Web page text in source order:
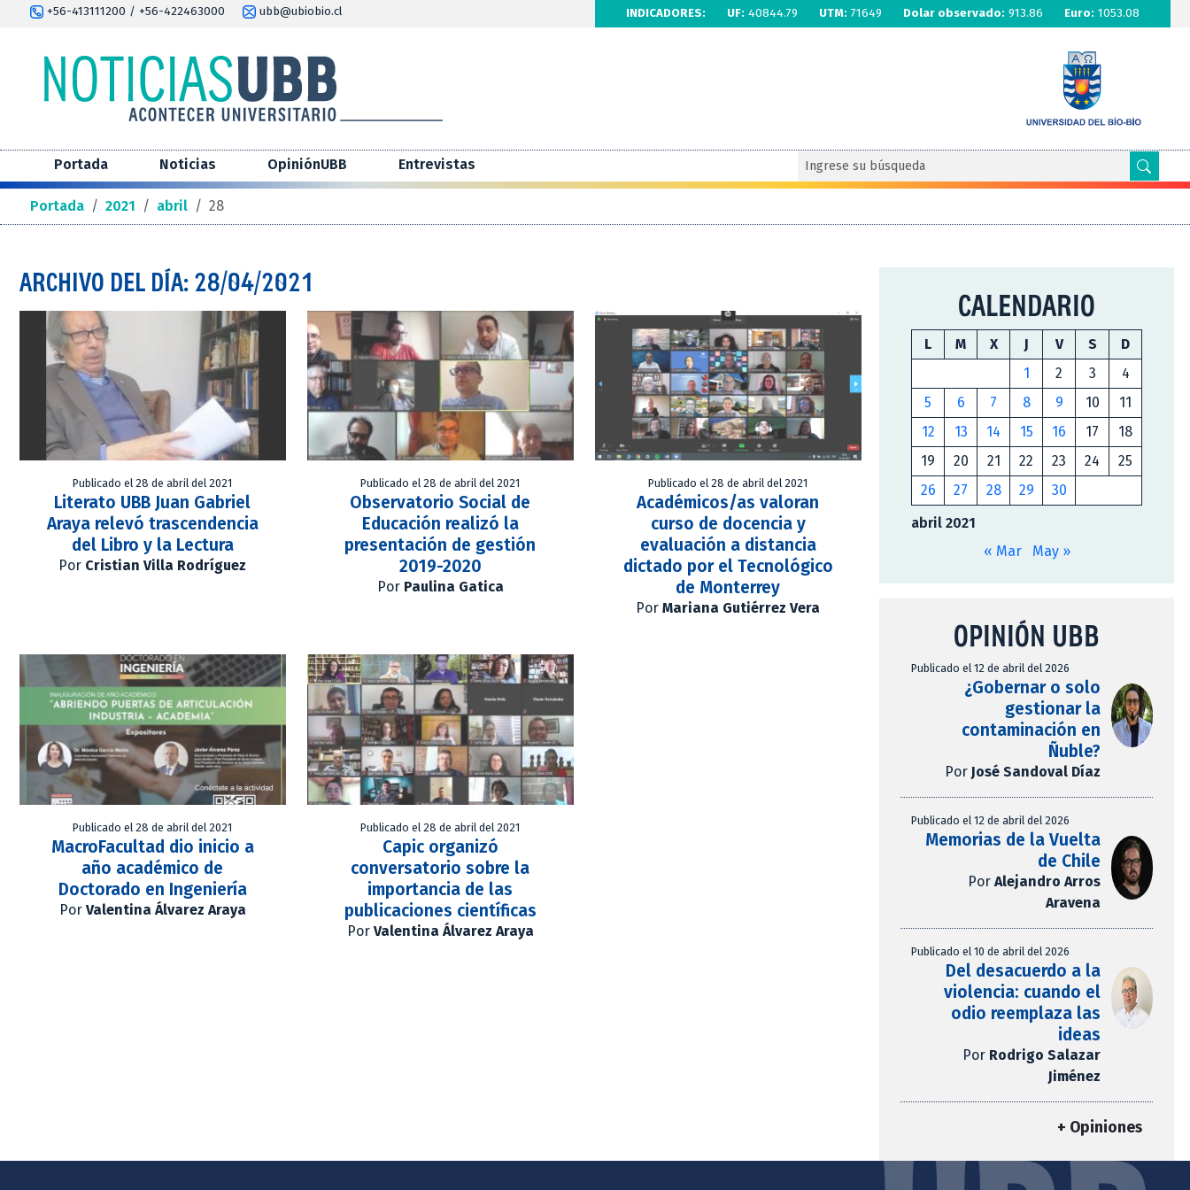
+56-413111200 / +56-422463000 ubb@ubiobio.cl INDICADORES: UF: 40844.79 UTM: 71649 Dolar observado: 913.86 Euro: 1053.08
Portada Noticias OpiniónUBB Entrevistas
Portada / 2021 / abril / 28
ARCHIVO DEL DÍA: 28/04/2021
Publicado el 28 de abril del 2021
Literato UBB Juan Gabriel
Araya relevó trascendencia
del Libro y la Lectura
Por Cristian Villa Rodríguez
Publicado el 28 de abril del 2021
Observatorio Social de
Educación realizó la
presentación de gestión
2019-2020
Por Paulina Gatica
Publicado el 28 de abril del 2021
Académicos/as valoran
curso de docencia y
evaluación a distancia
dictado por el Tecnológico
de Monterrey
PorMariana Gutiérrez Vera
Publicado el 28 de abril del 2021
MacroFacultad dio inicio a
año académico de
Doctorado en Ingeniería
Por Valentina Álvarez Araya
Publicado el 28 de abril del 2021
Capic organizó
conversatorio sobre la
importancia de las
publicaciones científicas
Por Valentina Álvarez Araya
CALENDARIO
abril 2021
L M X J V S
D
1
2 3
4
5
6 7 8 9 10
11
12
13 14 15 16 17
18
19
20 21 22 23 24
25
26
27 28 29 30
« Mar May »
OPINIÓN UBB
Publicado el 12 de abril del 2026
¿Gobernar o solo
gestionar la
contaminación en
Ñuble?
Por José Sandoval Díaz
Publicado el 12 de abril del 2026
Memorias de la Vuelta
de Chile
Por Alejandro Arros
Aravena
Publicado el 10 de abril del 2026
Del desacuerdo a la
violencia: cuando el
odio reemplaza las
ideas
Por Rodrigo Salazar
Jiménez
+ Opiniones